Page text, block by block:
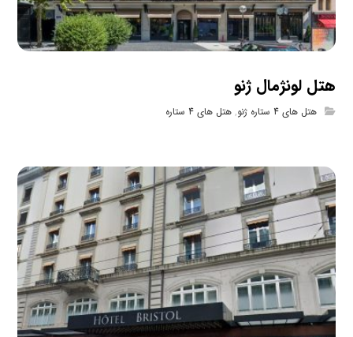
هتل لونژمال ژنو
هتل های 4 ستاره ژنو ,هتل های 4 ستاره